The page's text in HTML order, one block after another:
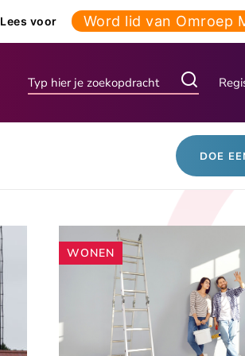
Lees voor Word lid van Omroep
DOE
Andere
artikelen
WONEN